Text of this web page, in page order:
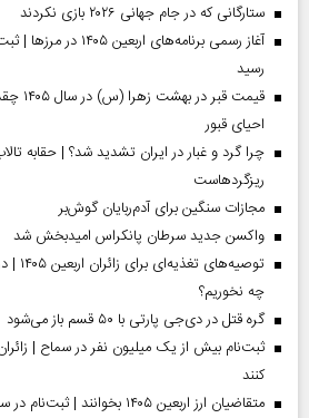
ستارگانی که در جام جهانی ۲۰۲۶ بازی نکردند
رسید
قیمت
احیای قبور
چرا گرد و غبار در ایران تشدید شد؟ | حقابه
ریزگردهاست
مجازات سنگین برای آدم‌ربایان گوش‌بر
واکسن جدید سرطان پانکراس امیدبخش شد
چه نخوریم؟
گره قتل در دی‌جی پارتی با ۵۰ قسم باز می‌شود
ثبت‌نام بیش از یک میلیون نفر در سماح |
کنند
متقاضیان ارز اربعین ۱۴۰۵